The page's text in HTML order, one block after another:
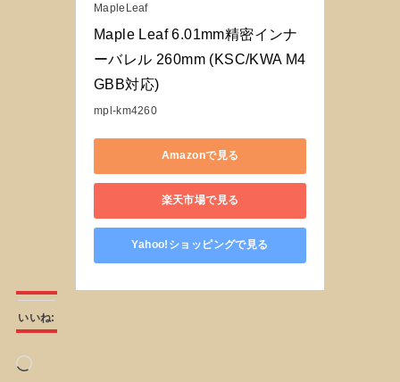
MapleLeaf
Maple Leaf 6.01mm精密インナ
ーバレル 260mm (KSC/KWA M4
GBB対応)
mpl-km4260
Amazonで見る
楽天市場で見る
Yahoo!ショッピングで見る
いいね:
読